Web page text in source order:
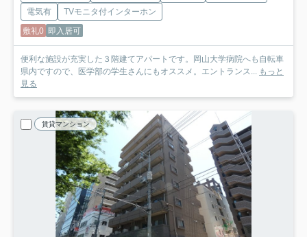
電気有
TVモニタ付インターホン
敷礼0 即入居可
便利な施設が充実した３階建てアパートです。岡山大学病院へも自転車
県内ですので、医学部の学生さんにもオススメ。エントランス...
もっと
見る
賃貸マンション